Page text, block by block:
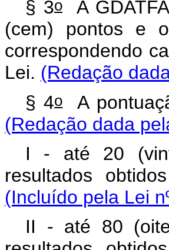
§ 3o A
(cem) pontos e
correspondendo
Lei. (Redação
§ 4oA
(Redação dada
I - até 20
resultados
(Incluído pela Lei
II - até 80